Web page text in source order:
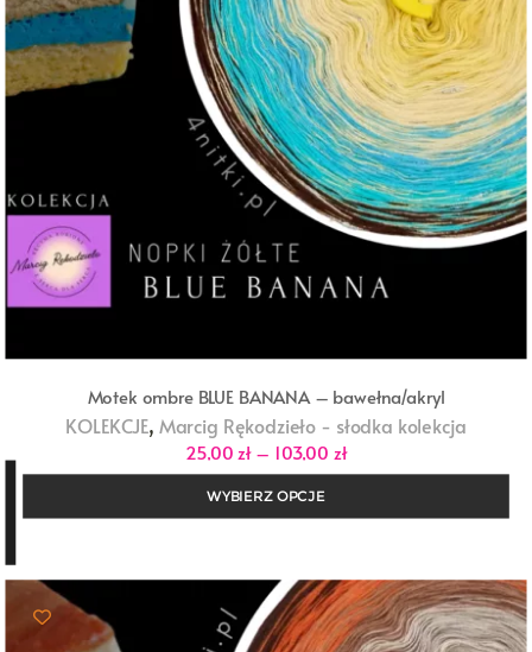
Motek ombre BLUE BANANA – bawełna/akryl
KOLEKCJE, Marcig Rękodzieło - słodka kolekcja
25,00 zł – 103,00 złZakres
cen:
do
WYBIERZ OPCJE